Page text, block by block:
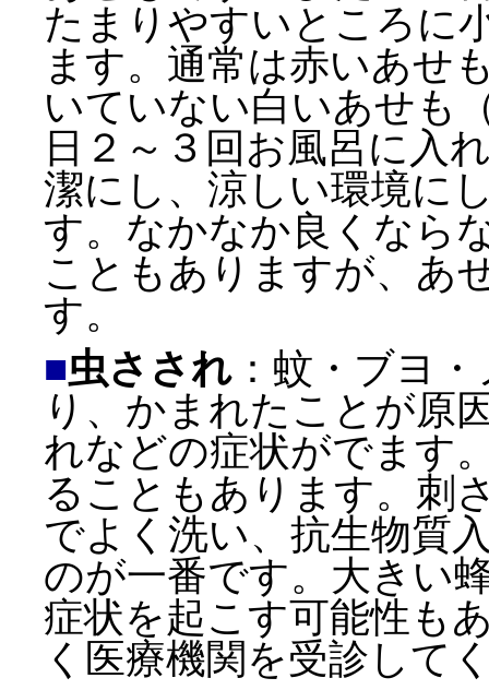
たまりやすいところに
ます。通常は赤いあせ
いていない白いあせも
日２～３回お風呂に入
潔にし、涼しい環境に
す。なかなか良くなら
こともありますが、あ
す。
■虫さされ：蚊・ブヨ
り、かまれたことが原
れなどの症状がでます
ることもあります。刺
でよく洗い、抗生物質
のが一番です。大きい
症状を起こす可能性も
く医療機関を受診して